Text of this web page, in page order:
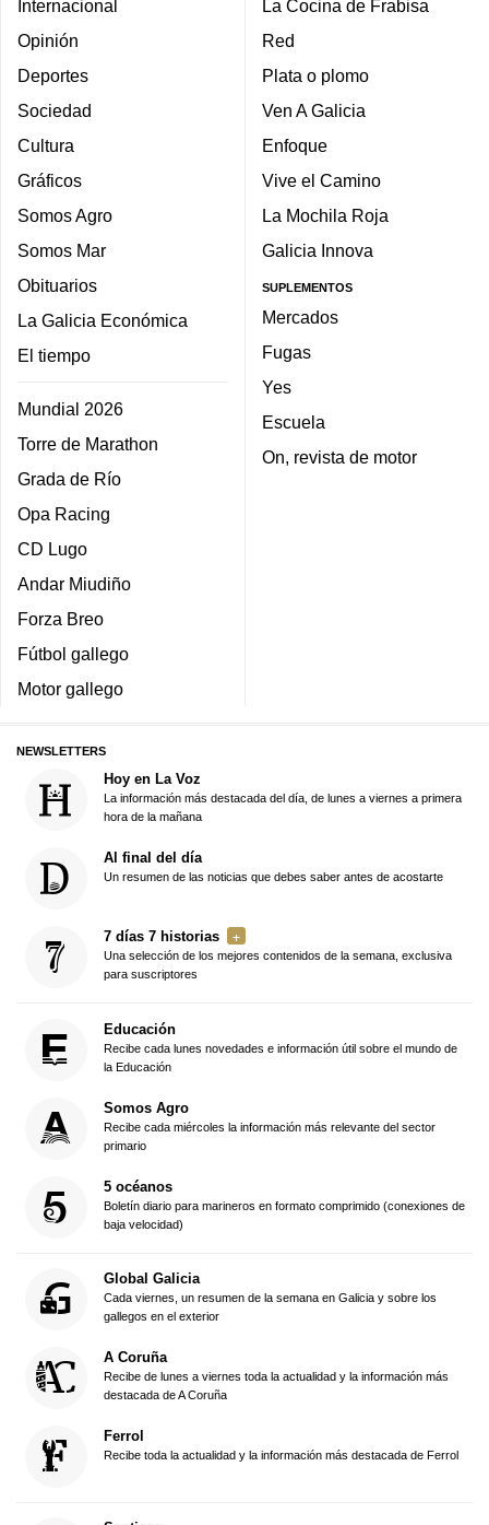
Internacional
Opinión
Deportes
Sociedad
Cultura
Gráficos
Somos Agro
Somos Mar
Obituarios
La Galicia Económica
El tiempo
Mundial 2026
Torre de Marathon
Grada de Río
Opa Racing
CD Lugo
Andar Miudiño
Forza Breo
Fútbol gallego
Motor gallego
La Cocina de Frabisa
Red
Plata o plomo
Ven A Galicia
Enfoque
Vive el Camino
La Mochila Roja
Galicia Innova
SUPLEMENTOS
Mercados
Fugas
Yes
Escuela
On, revista de motor
NEWSLETTERS
Hoy en La Voz
La información más destacada del día, de lunes a viernes a primera
hora de la mañana
Al final del día
Un resumen de las noticias que debes saber antes de acostarte
7 días 7 historias
Una selección de los mejores contenidos de la semana, exclusiva
para suscriptores
Educación
Recibe cada lunes novedades e información útil sobre el mundo de
la Educación
Somos Agro
Recibe cada miércoles la información más relevante del sector
primario
5 océanos
Boletín diario para marineros en formato comprimido (conexiones de
baja velocidad)
Global Galicia
Cada viernes, un resumen de la semana en Galicia y sobre los
gallegos en el exterior
A Coruña
Recibe de lunes a viernes toda la actualidad y la información más
destacada de A Coruña
Ferrol
Recibe toda la actualidad y la información más destacada de Ferrol